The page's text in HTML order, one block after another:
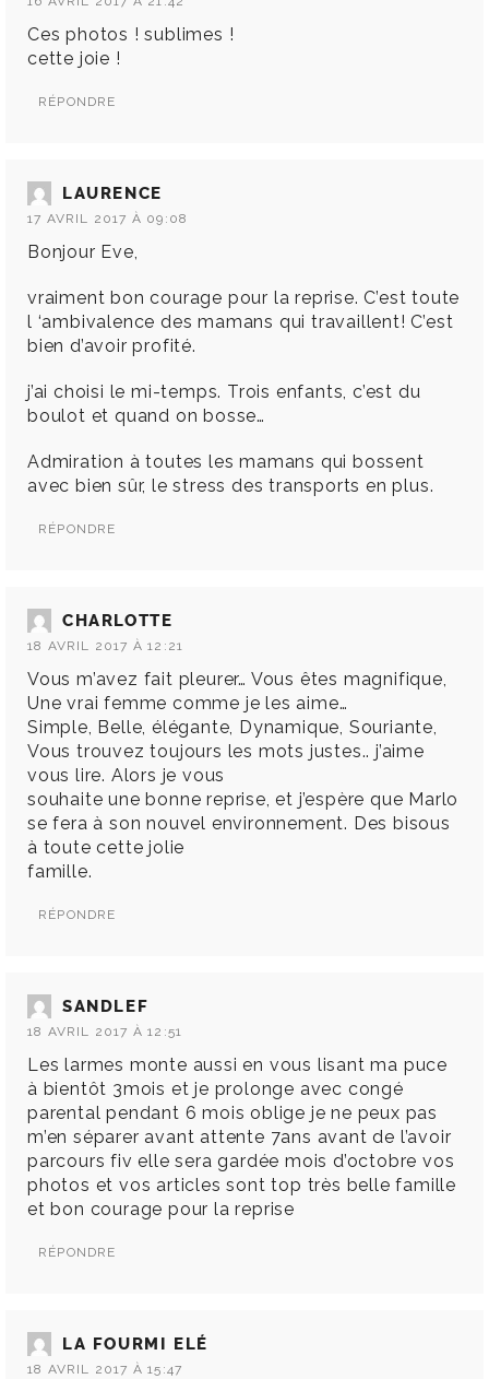
Ces photos ! sublimes !
cette joie !
RÉPONDRE
LAURENCE
17 AVRIL 2017 À 09:08
Bonjour Eve,
vraiment bon courage pour la reprise. C’est toute
l ‘ambivalence des mamans qui travaillent! C’est
bien d’avoir profité.
j’ai choisi le mi-temps. Trois enfants, c’est du
boulot et quand on bosse…
Admiration à toutes les mamans qui bossent
avec bien sûr, le stress des transports en plus.
RÉPONDRE
CHARLOTTE
18 AVRIL 2017 À 12:21
Vous m’avez fait pleurer… Vous êtes magnifique,
Une vrai femme comme je les aime…
Simple, Belle, élégante, Dynamique, Souriante,
Vous trouvez toujours les mots justes.. j’aime
vous lire. Alors je vous
souhaite une bonne reprise, et j’espère que Marlo
se fera à son nouvel environnement. Des bisous
à toute cette jolie
famille.
RÉPONDRE
SANDLEF
18 AVRIL 2017 À 12:51
Les larmes monte aussi en vous lisant ma puce
à bientôt 3mois et je prolonge avec congé
parental pendant 6 mois oblige je ne peux pas
m’en séparer avant attente 7ans avant de l’avoir
parcours fiv elle sera gardée mois d’octobre vos
photos et vos articles sont top très belle famille
et bon courage pour la reprise
RÉPONDRE
LA FOURMI ELÉ
18 AVRIL 2017 À 15:47